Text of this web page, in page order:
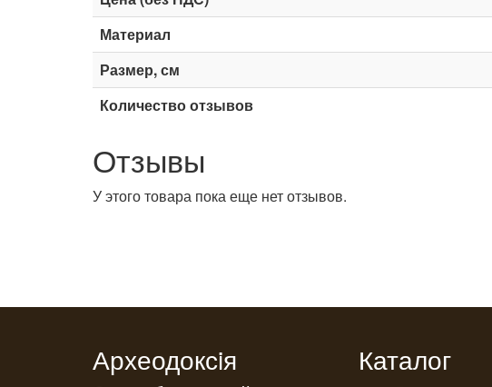
Материал
Размер, см
Количество отзывов
Отзывы
У этого товара пока еще нет отзывов.
Археодоксiя Каталог